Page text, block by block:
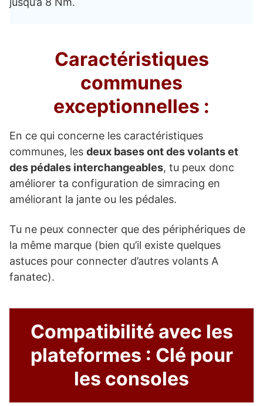
Caractéristiques
communes
exceptionnelles :
En ce qui concerne les caractéristiques
communes, les deux bases ont des volants et
des pédales interchangeables, tu peux donc
améliorer ta configuration de simracing en
améliorant la jante ou les pédales.
Tu ne peux connecter que des périphériques de
la même marque (bien qu’il existe quelques
astuces pour connecter d’autres volants A
fanatec).
Compatibilité avec les
plateformes : Clé pour
les consoles